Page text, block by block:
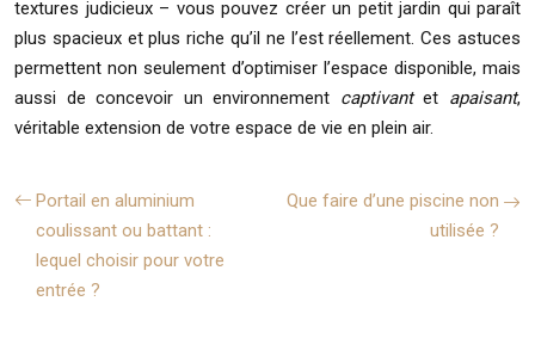
textures judicieux – vous pouvez créer un petit jardin qui paraît
plus spacieux et plus riche qu’il ne l’est réellement. Ces astuces
permettent non seulement d’optimiser l’espace disponible, mais
aussi de concevoir un environnement captivantet apaisant,
véritable extension de votre espace de vie en plein air.
Portail en aluminium
coulissant ou battant :
lequel choisir pour votre
entrée ?
Que faire d’une piscine non
utilisée ?